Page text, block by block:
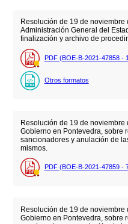
Resolución de 19 de
Administración General del
finalización y archivo de
PDF (BOE-B-2021-47858 -
Otros formatos
Resolución de 19 de
Gobierno en Pontevedra, sobre
sancionadores y anulación de
mismos.
PDF (BOE-B-2021-47859 -
Resolución de 19 de
Gobierno en Pontevedra, sobre